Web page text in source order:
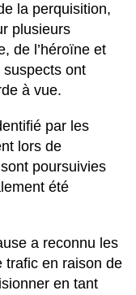
la perquisition,
plusieurs
de l’héroïne et
suspects ont
à vue.
par les
lors de
poursuivies
été
a reconnu les
trafic en raison de
en tant